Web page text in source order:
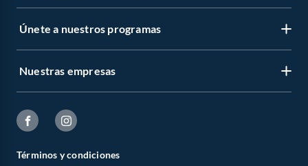
Únete a nuestros programas
Nuestras empresas
Términos y condiciones